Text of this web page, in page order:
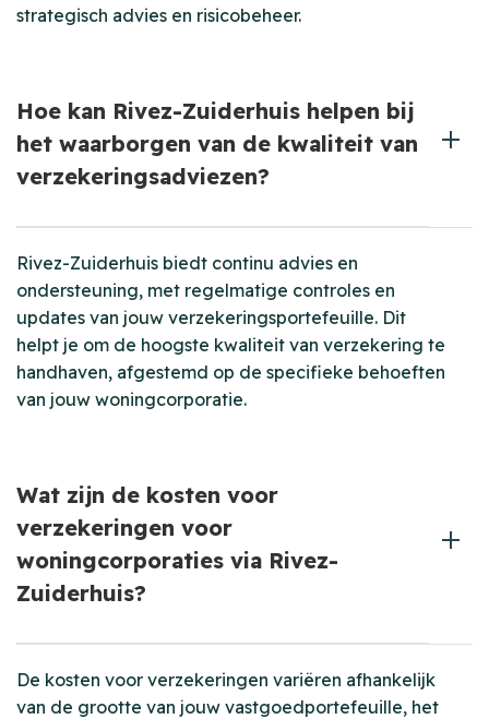
strategisch advies en risicobeheer.
Hoe kan Rivez-Zuiderhuis helpen bij
het waarborgen van de kwaliteit van
verzekeringsadviezen?
Rivez-Zuiderhuis biedt continu advies en
ondersteuning, met regelmatige controles en
updates van jouw verzekeringsportefeuille. Dit
helpt je om de hoogste kwaliteit van verzekering te
handhaven, afgestemd op de specifieke behoeften
van jouw woningcorporatie.
Wat zijn de kosten voor
verzekeringen voor
woningcorporaties via Rivez-
Zuiderhuis?
De kosten voor verzekeringen variëren afhankelijk
van de grootte van jouw vastgoedportefeuille, het